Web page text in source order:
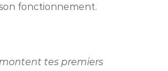
fonctionnement.
tes premiers